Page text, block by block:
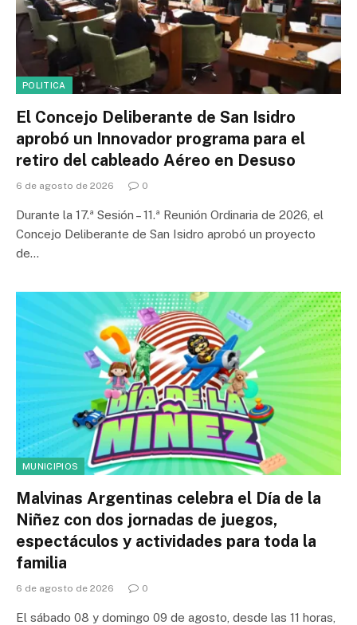
POLITICA
El Concejo Deliberante de San Isidro
aprobó un Innovador programa para el
retiro del cableado Aéreo en Desuso
6 de agosto de 2026 0
Durante la 17.ª Sesión – 11.ª Reunión Ordinaria de 2026, el
Concejo Deliberante de San Isidro aprobó un proyecto
de…
MUNICIPIOS
Malvinas Argentinas celebra el Día de la
Niñez con dos jornadas de juegos,
espectáculos y actividades para toda la
familia
6 de agosto de 2026 0
El sábado 08 y domingo 09 de agosto, desde las 11 horas,